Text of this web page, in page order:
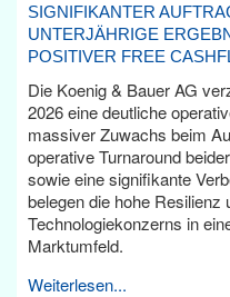
SIGNIFIKANTER
UNTERJÄHRIGE
POSITIVER FREE
Die Koenig & Bauer AG
2026 eine deutliche
massiver Zuwachs beim
operative Turnaround
sowie eine signifikante
belegen die hohe Resilienz
Technologiekonzerns in
Marktumfeld.
Weiterlesen...